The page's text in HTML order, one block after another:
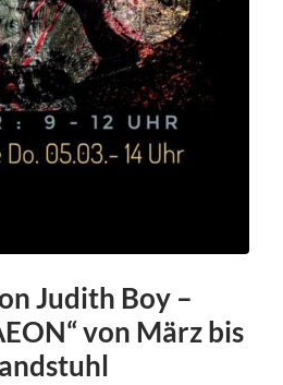
Judith Boy –
von März bis